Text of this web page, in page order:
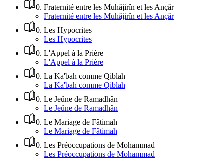
0. Fraternité entre les Muhâjirîn et les Ançâr
Fraternité entre les Muhâjirîn et les Ançâr
0. Les Hypocrites
Les Hypocrites
0. L'Appel à la Prière
L'Appel à la Prière
0. La Ka'bah comme Qiblah
La Ka'bah comme Qiblah
0. Le Jeûne de Ramadhân
Le Jeûne de Ramadhân
0. Le Mariage de Fâtimah
Le Mariage de Fâtimah
0. Les Préoccupations de Mohammad
Les Préoccupations de Mohammad